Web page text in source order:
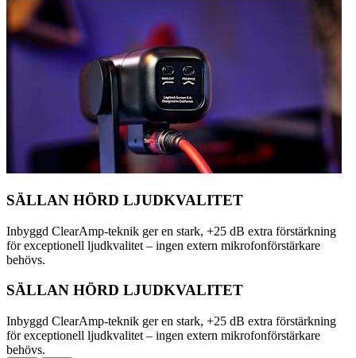
SÄLLAN HÖRD LJUDKVALITET
Inbyggd ClearAmp-teknik ger en stark, +25 dB extra förstärkning
för exceptionell ljudkvalitet – ingen extern mikrofonförstärkare
behövs.
SÄLLAN HÖRD LJUDKVALITET
Inbyggd ClearAmp-teknik ger en stark, +25 dB extra förstärkning
för exceptionell ljudkvalitet – ingen extern mikrofonförstärkare
behövs.